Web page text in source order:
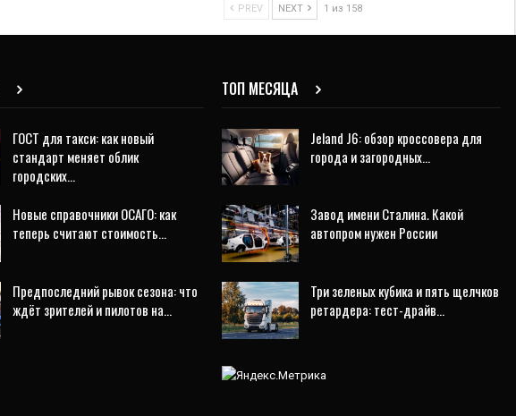
PREV NEXT 1 из 158
ГОСТ для такси: как новый
стандарт меняет облик
городских…
Новые справочники ОСАГО: как
теперь считают стоимость…
Предпоследний рывок сезона: что
ждёт зрителей и пилотов на…
ТОП МЕСЯЦА
Jeland J6: обзор кроссовера для
города и загородных…
Завод имени Сталина. Какой
автопром нужен России
Три зеленых кубика и пять щелчков
ретардера: тест-драйв…